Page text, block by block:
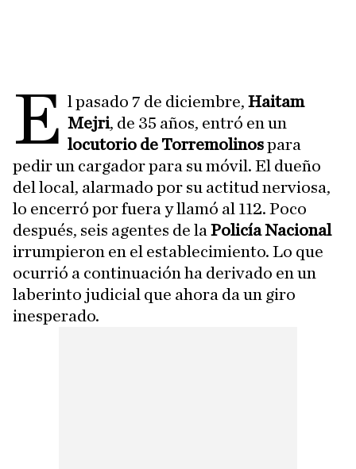
E l pasado 7 de diciembre,Haitam
Mejri, de 35 años, entró en un
locutorio de Torremolinospara
pedir un cargador para su móvil. El dueño
del local, alarmado por su actitud nerviosa,
lo encerró por fuera y llamó al 112. Poco
después, seis agentes de la Policía Nacional
irrumpieron en el establecimiento. Lo que
ocurrió a continuación ha derivado en un
laberinto judicial que ahora da un giro
inesperado.